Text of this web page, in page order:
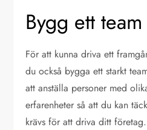
Bygg ett team
För att kunna driva ett
du också bygga ett starkt
att anställa personer med
erfarenheter så att du kan
krävs för att driva ditt företag.